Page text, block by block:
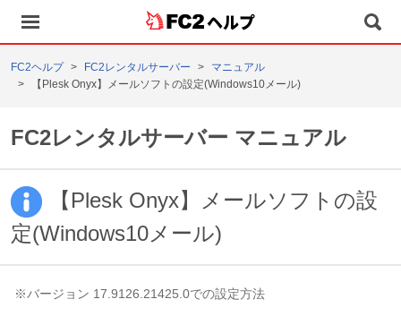
ヘルプ
FC2ヘルプ FC2レンタルサーバー
マニュアル
【Plesk Onyx】メールソフトの設定(Windows10メール)
FC2レンタルサーバー マニュアル
【Plesk Onyx】メールソフトの設
定(Windows10メール)
※バージョン 17.9126.21425.0での設定方法